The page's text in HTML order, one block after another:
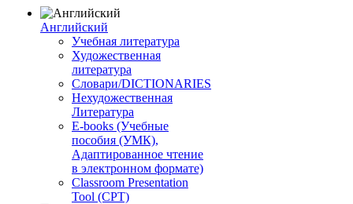
Английский
Учебная литература
Художественная
литература
Словари/DICTIONARIES
Нехудожественная
Литература
E-books (Учебные
пособия (УМК),
Адаптированное чтение
в электронном формате)
Classroom Presentation
Tool (CPT)